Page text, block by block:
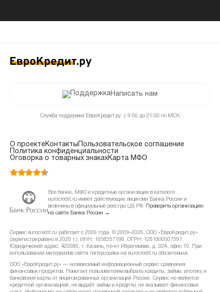
Написать нам
Служба поддержки ЕвроКредит.ру: с 9:00 до 21:00 по МСК
О проектеКонтакты
Пользовательское соглашение
Политика конфиденциальности
Оговорка о товарных знакахКарта МФО
Все банки, МФО и кредитные организации в каталоге
eurocredit.ru имеют действующие лицензии Банка России и
включены в официальные реестры ЦБ РФ.
Проверить организацию
на сайте Банка России →
Сервис eurocredit.ru работает с 2009 года. © 2009–2026, ООО «ЕвроКредит.ру»
(зарегистрировано в 2026 г.). ИНН: 1658257198, ОГРН: 1261600007591.
Юридический адрес: 420080, г. Казань, пр-кт Ибрагимова, д. 32А, офис 10. При
использовании материалов сайта гиперссылка на eurocredit.ru обязательна.
ООО «ЕвроКредит.ру» — независимый информационный сервис сравнения
финансовых продуктов. Помогает пользователям выбрать кредиты, займы, ипотеку и
банковские карты от лицензированных организаций России. Сервис не является
кредитной организацией, не выдаёт займы и кредиты, не оказывает финансовых